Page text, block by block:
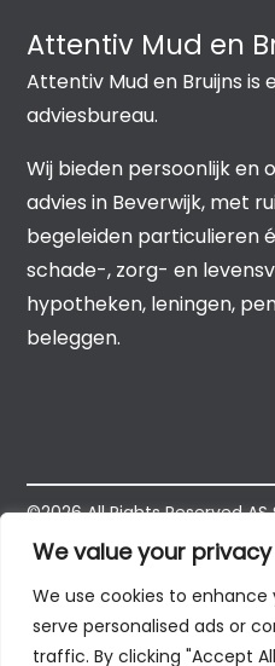
We value your privacy
We use cookies to enhance
serve personalised ads or
traffic. By clicking "Accept
Attentiv Mud en
Attentiv Mud en Bruijns is
adviesbureau.
Wij bieden persoonlijk en
advies in Beverwijk, met
begeleiden particulieren
schade-, zorg- en
hypotheken, leningen,
beleggen.
©2026 All Rights ReservedAS